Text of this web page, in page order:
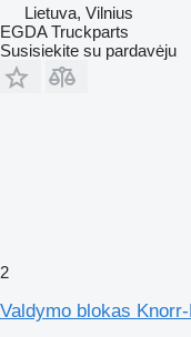
Lietuva, Vilnius
EGDA Truckparts
Susisiekite su pardavėju
2
Valdymo blokas